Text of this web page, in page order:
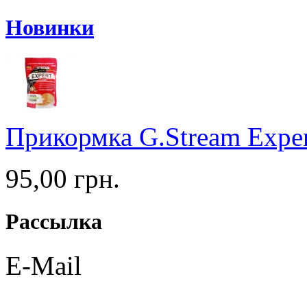
Новинки
Прикормка G.Stream
95,00 грн.
Рассылка
E-Mail